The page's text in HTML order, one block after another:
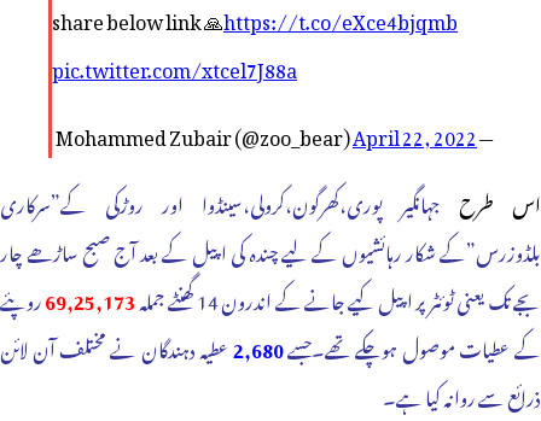
share below link 🙏https://t.co/eXce4bjqmb
pic.twitter.com/xtcel7J88a
— Mohammed Zubair (@zoo_bear)
April 22, 2022
اس طرح جہانگیر پوری،کھرگون،کرولی،سینڈوا اور روڑکی کے”سرکاری
بلڈوزرس”کے شکار رہائشیوں کے لیے چندہ کی اپیل کے بعد آج صبح ساڑھے چار
بجے تک یعنی ٹوئٹر پر اپیل کیے جانے کے اندرون 14 گھنٹے جملہ
69,25,173روپئے
کے عطیات موصول ہوچکے تھے۔جسے2,680عطیہ دہندگان نے مختلف آن لائن
ذرائع سے روانہ کیا ہے۔